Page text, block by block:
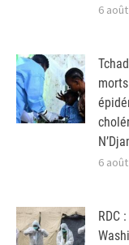
6
6
RDC :